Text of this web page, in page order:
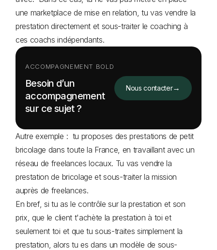
une marketplace de mise en relation, tu vas vendre la
prestation directement et sous-traiter le coaching à
ces coachs indépendants.
ACCOMPAGNEMENT BOLD
Besoin d’un
accompagnement
sur ce sujet ?
Nous contacter→
Autre exemple : tu proposes des prestations de petit
bricolage dans toute la France, en travaillant avec un
réseau de freelances locaux. Tu vas vendre la
prestation de bricolage et sous-traiter la mission
auprès de freelances.
En bref, si tu as le contrôle sur la prestation et son
prix, que le client t'achète la prestation à toi et
seulement toi et que tu sous-traites simplement la
prestation, alors tu es dans un modèle de sous-